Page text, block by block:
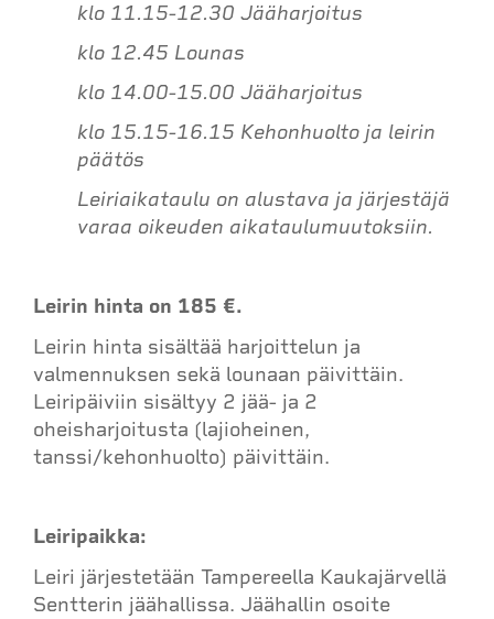
klo 11.15-12.30 Jääharjoitus
klo 12.45 Lounas
klo 14.00-15.00 Jääharjoitus
klo 15.15-16.15 Kehonhuolto ja leirin
päätös
Leiriaikataulu on alustava ja järjestäjä
varaa oikeuden aikataulumuutoksiin.
Leirin hinta on 185 €.
Leirin hinta sisältää harjoittelun ja
valmennuksen sekä lounaan päivittäin.
Leiripäiviin sisältyy 2 jää- ja 2
oheisharjoitusta (lajioheinen,
tanssi/kehonhuolto) päivittäin.
Leiripaikka:
Leiri järjestetään Tampereella Kaukajärvellä
Sentterin jäähallissa. Jäähallin osoite